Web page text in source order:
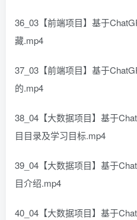
36_03【前端项目】基于
藏.mp4
37_03【前端项目】基于
的.mp4
38_04【大数据项目】基于
目目录及学习目标.mp4
39_04【大数据项目】基于
目介绍.mp4
40_04【大数据项目】基于